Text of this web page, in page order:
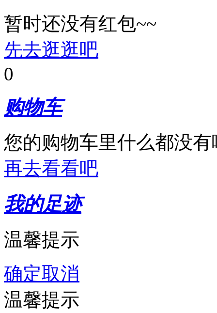
暂时还没有红包~~
先去逛逛吧
0
购物车
您的购物车里什么都没有
再去看看吧
我的足迹
温馨提示
确定取消
温馨提示